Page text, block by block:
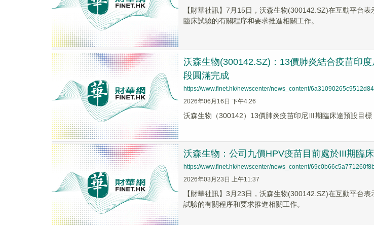
【財華社訊】7月15日，沃森生物(300142.SZ)在互動平台
臨床試驗的有關程序和要求推進相關工作。
沃森生物(300142.SZ)：13價肺炎結合疫苗印
段圓滿完成
https://www.finet.hk/newscenter/news_content/
2026年06月16日 下午4:26
沃森生物（300142）13價肺炎疫苗印尼Ⅲ期臨床達預設目標
沃森生物：公司九價HPV疫苗目前處於III期臨
https://www.finet.hk/newscenter/news_content/
2026年03月23日 上午11:37
【財華社訊】3月23日，沃森生物(300142.SZ)在互動平台
試驗的有關程序和要求推進相關工作。